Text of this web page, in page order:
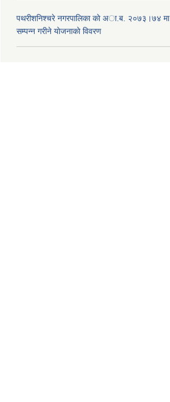
पथरीशनिश्चरे नगरपालिका काे अा.ब. २०७३।७४ मा
सम्पन्न गरीने याेजनाकाे विवरण